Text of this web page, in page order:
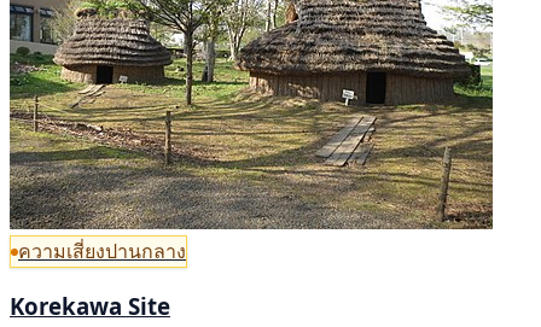
ความเสี่ยงปานกลาง
Korekawa Site